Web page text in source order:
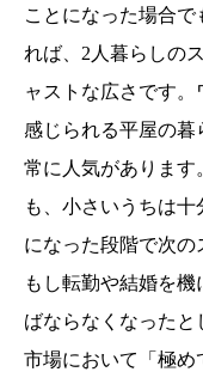
ことになった場合
れば、2人暮らしの
ャストな広さです。
感じられる平屋の暮
常に人気があります
も、小さいうちは
になった段階で次の
もし転勤や結婚を
ばならなくなった
市場において「極め